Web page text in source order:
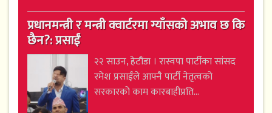
प्रधानमन्त्री र मन्त्री क्वार्टरमा ग्याँसको अभाव छ कि
छैन?: प्रसाईं
२२ साउन, हेटौंडा । रास्वपा पार्टीका सांसद
रमेश प्रसाईंले आफ्नै पार्टी नेतृत्वको
सरकारको काम कारबाहीप्रति...